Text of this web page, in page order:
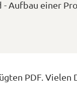
- Aufbau einer
PDF. Vielen